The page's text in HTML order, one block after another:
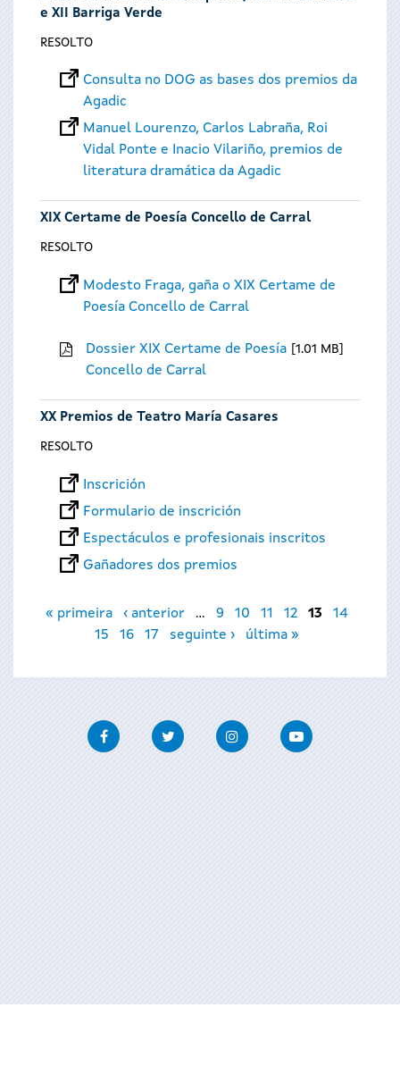
e XII Barriga Verde
RESOLTO
Consulta no DOG as bases dos premios da
Agadic
Manuel Lourenzo, Carlos Labraña, Roi
Vidal Ponte e Inacio Vilariño, premios de
literatura dramática da Agadic
XIX Certame de Poesía Concello de Carral
RESOLTO
Modesto Fraga, gaña o XIX Certame de
Poesía Concello de Carral
Dossier XIX Certame de Poesía
Concello de Carral
1.01 MB
XX Premios de Teatro María Casares
RESOLTO
Inscrición
Formulario de inscrición
Espectáculos e profesionais inscritos
Gañadores dos premios
Páxinas
« primeira ‹ anterior … 9 10 11 12 13
14
15
16 17 seguinte › última »
FacebookTwitter InstagramYoutube